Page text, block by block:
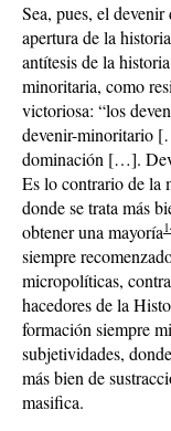
Sea, pues, el
apertura de la
antítesis de la
minoritaria, como
victoriosa: “los
devenir-minoritario
dominación […].
Es lo contrario de la
donde se trata más
obtener una mayoría
siempre
micropolíticas,
hacedores de la
formación siempre
subjetividades,
más bien de
masifica.